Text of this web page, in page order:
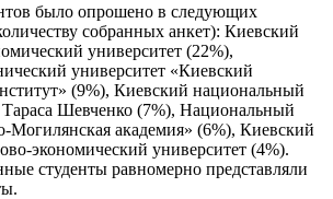
было опрошено в следующих
собранных анкет): Киевский
университет (22%),
университет «Киевский
(9%), Киевский национальный
Шевченко (7%), Национальный
Могилянская академия» (6%), Киевский
экономический университет (4%).
студенты равномерно представляли